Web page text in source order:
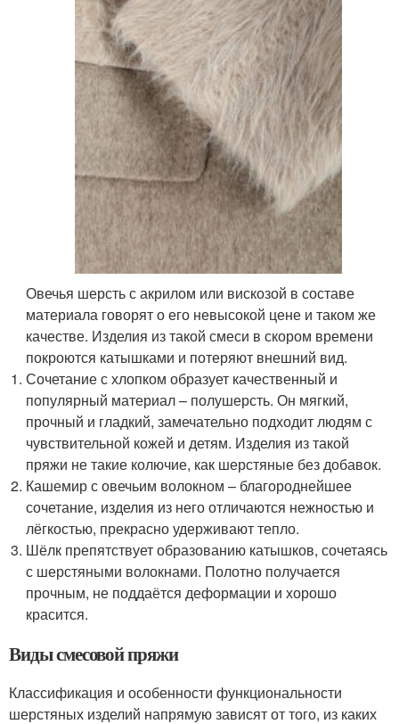
Овечья шерсть с акрилом или вискозой в составе
материала говорят о его невысокой цене и таком же
качестве. Изделия из такой смеси в скором времени
покроются катышками и потеряют внешний вид.
Сочетание с хлопком образует качественный и
популярный материал – полушерсть. Он мягкий,
прочный и гладкий, замечательно подходит людям с
чувствительной кожей и детям. Изделия из такой
пряжи не такие колючие, как шерстяные без добавок.
Кашемир с овечьим волокном – благороднейшее
сочетание, изделия из него отличаются нежностью и
лёгкостью, прекрасно удерживают тепло.
Шёлк препятствует образованию катышков, сочетаясь
с шерстяными волокнами. Полотно получается
прочным, не поддаётся деформации и хорошо
красится.
Виды смесовой пряжи
Классификация и особенности функциональности
шерстяных изделий напрямую зависят от того, из каких